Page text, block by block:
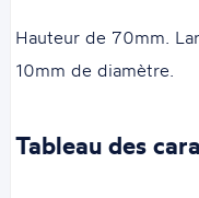
Hauteur de 70mm.
10mm de diamètre.
Tableau des